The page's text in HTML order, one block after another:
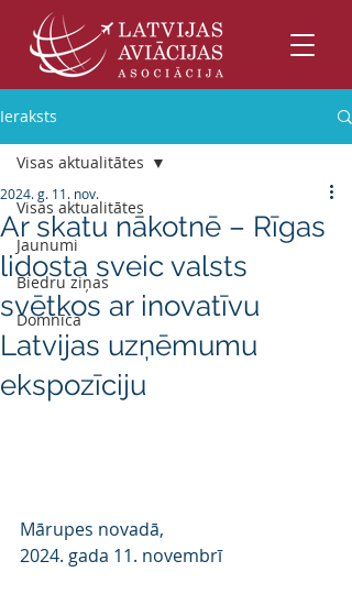
Ieraksts
Visas aktualitātes
Jaunumi
Biedru ziņas
Domnīca
Visas aktualitātes
Ar skatu nākotnē – Rīgas
lidosta sveic valsts
svētkos ar inovatīvu
Latvijas uzņēmumu
ekspozīciju
2024. g. 11. nov.
Mārupes novadā,
2024. gada 11. novembrī